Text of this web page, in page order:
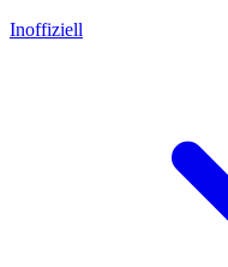
Inoffiziell